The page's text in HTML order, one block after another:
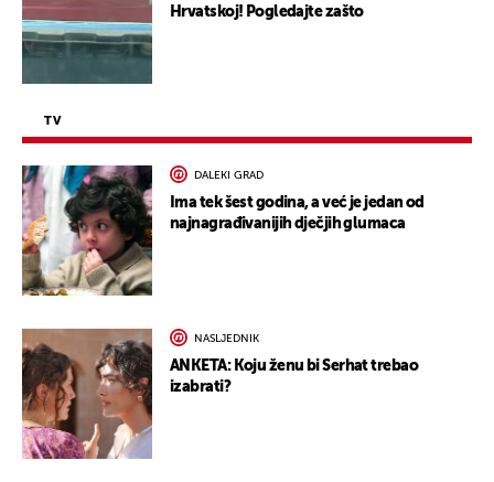
Hrvatskoj! Pogledajte zašto
TV
DALEKI GRAD
Ima tek šest godina, a već je jedan od
najnagrađivanijih dječjih glumaca
NASLJEDNIK
ANKETA: Koju ženu bi Serhat trebao
izabrati?